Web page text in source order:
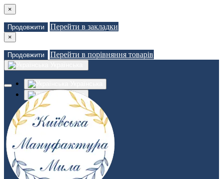
×
Продовжити Перейти в закладки
×
Продовжити Перейти в порівняння товарів
Russian
Закладки (0)
Порівняння товарів (0)
Зв'язатися з нами
Авторизація
Реєстрація